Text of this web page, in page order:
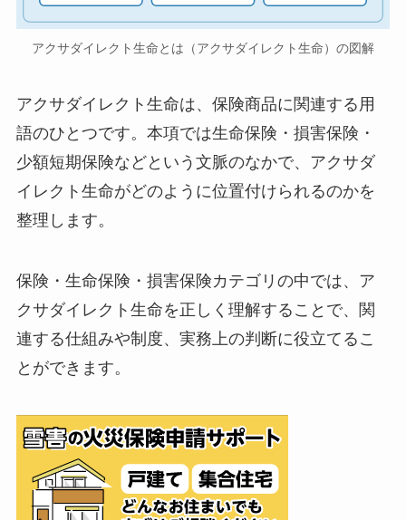
アクサダイレクト生命とは（アクサダイレクト生命）の図解
アクサダイレクト生命は、保険商品に関連する用
語のひとつです。本項では生命保険・損害保険・
少額短期保険などという文脈のなかで、アクサダ
イレクト生命がどのように位置付けられるのかを
整理します。
保険・生命保険・損害保険カテゴリの中では、ア
クサダイレクト生命を正しく理解することで、関
連する仕組みや制度、実務上の判断に役立てるこ
とができます。